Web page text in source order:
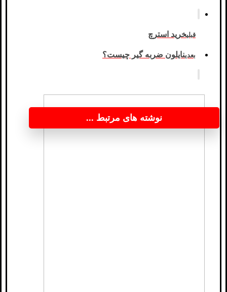
قبلیخرید استرچ
بعدینایلون ضربه گیر چیست؟
نوشته های مرتبط ...